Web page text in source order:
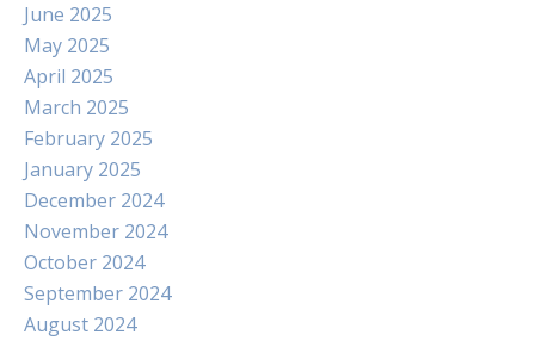
June 2025
May 2025
April 2025
March 2025
February 2025
January 2025
December 2024
November 2024
October 2024
September 2024
August 2024